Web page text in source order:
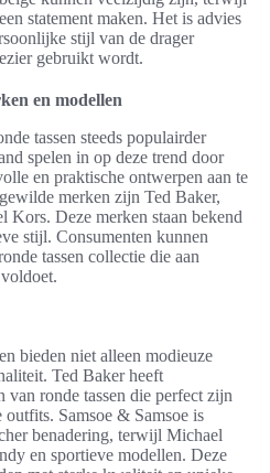
statement maken. Het is advies
stijl van de drager
gebruikt wordt.
en modellen
tassen steeds populairder
spelen in op deze trend door
en praktische ontwerpen aan te
merken zijn Ted Baker,
Kors. Deze merken staan bekend
stijl. Consumenten kunnen
tassen collectie die aan
bieden niet alleen modieuze
Ted Baker heeft
ronde tassen die perfect zijn
Samsoe & Samsoe is
benadering, terwijl Michael
en sportieve modellen. Deze